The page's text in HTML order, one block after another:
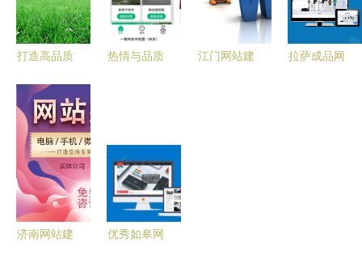
打造高品质
目 六大核
心服务解析
【用科技为
企业赋能
Step2】
热情与品质
心价值
江门网站建
拉萨成品网
济南网站建
优秀如皋网